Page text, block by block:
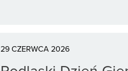
29 CZERWCA 2026